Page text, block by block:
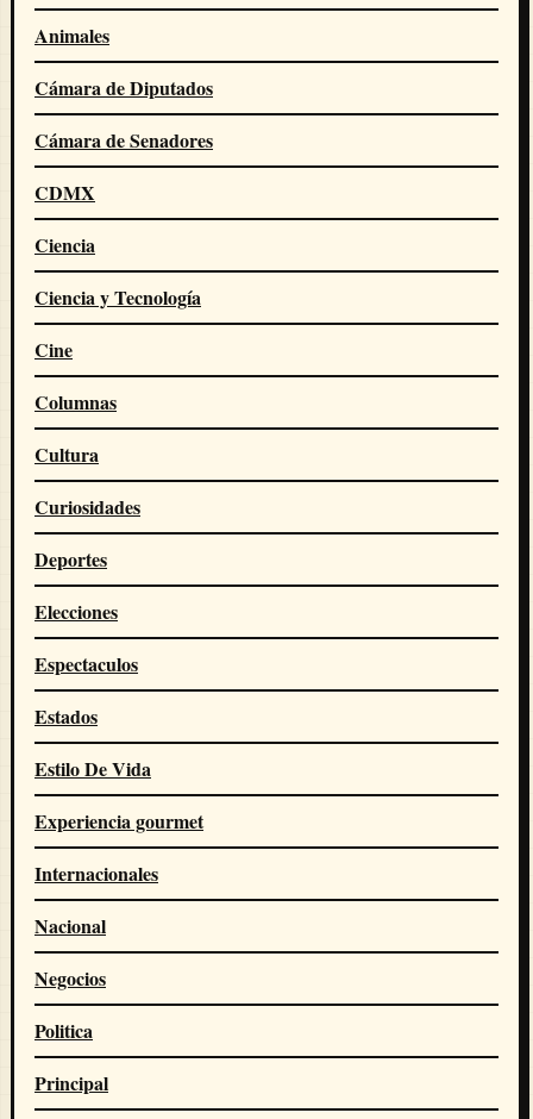
Animales
Cámara de Diputados
Cámara de Senadores
CDMX
Ciencia
Ciencia y Tecnología
Cine
Columnas
Cultura
Curiosidades
Deportes
Elecciones
Espectaculos
Estados
Estilo De Vida
Experiencia gourmet
Internacionales
Nacional
Negocios
Politica
Principal